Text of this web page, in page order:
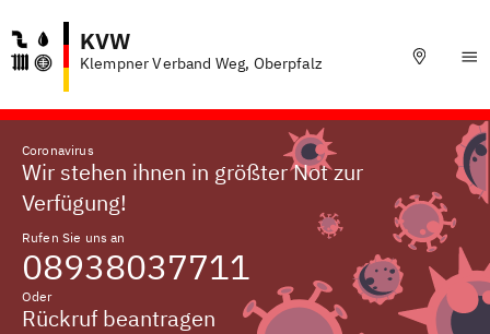
KVW
Klempner Verband Weg, Oberpfalz
Coronavirus
Wir stehen ihnen in größter Not zur
Verfügung!
Rufen Sie uns an
08938037711
Oder
Rückruf beantragen